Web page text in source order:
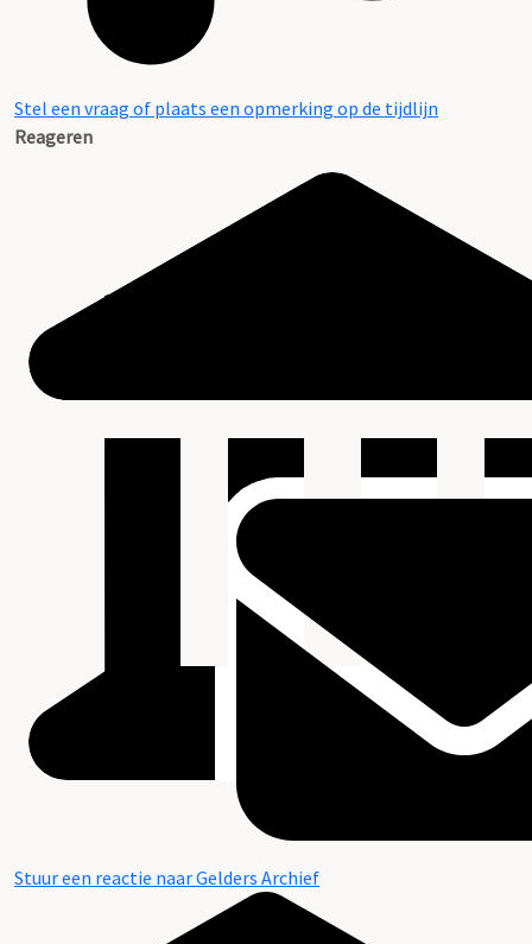
Stel een vraag of plaats een opmerking op de tijdlijn
Reageren
Stuur een reactie naar Gelders Archief